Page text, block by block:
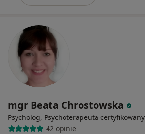
mgr Beata Chrostowska
Psycholog, Psychoterapeuta certyfikowany
42 opinie